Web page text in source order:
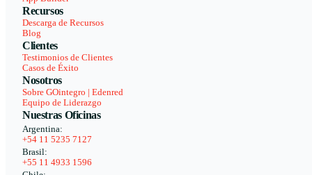
Recursos
Descarga de Recursos
Blog
Clientes
Testimonios de Clientes
Casos de Éxito
Nosotros
Sobre GOintegro | Edenred
Equipo de Liderazgo
Nuestras Oficinas
Argentina:
+54 11 5235 7127
Brasil:
+55 11 4933 1596